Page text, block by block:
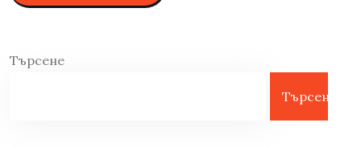
Търсене
Търсене